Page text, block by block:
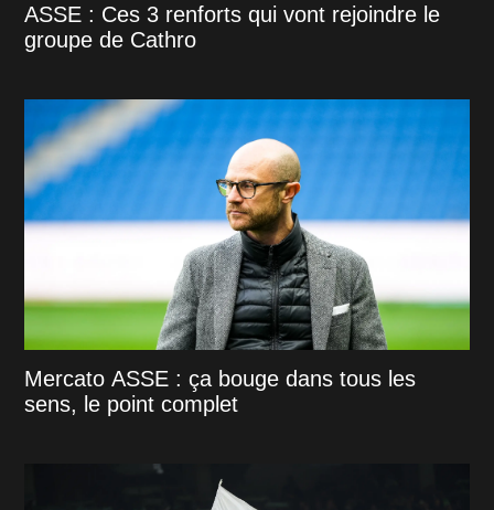
ASSE : Ces 3 renforts qui vont rejoindre le
groupe de Cathro
Mercato ASSE : ça bouge dans tous les
sens, le point complet